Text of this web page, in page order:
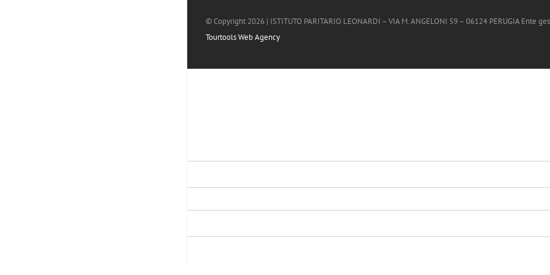
© Copyright 2026 | ISTITUTO PARITARIO LEONARDI – VIA M. ANGELONI 59 – 06124 PERUGIA Ente
Tourtools Web Agency